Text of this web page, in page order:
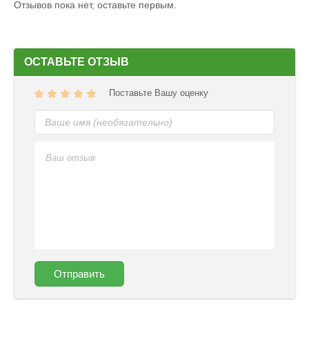
Отзывов пока нет, оставьте первым.
ОСТАВЬТЕ ОТЗЫВ
Поставьте Вашу оценку
Отправить